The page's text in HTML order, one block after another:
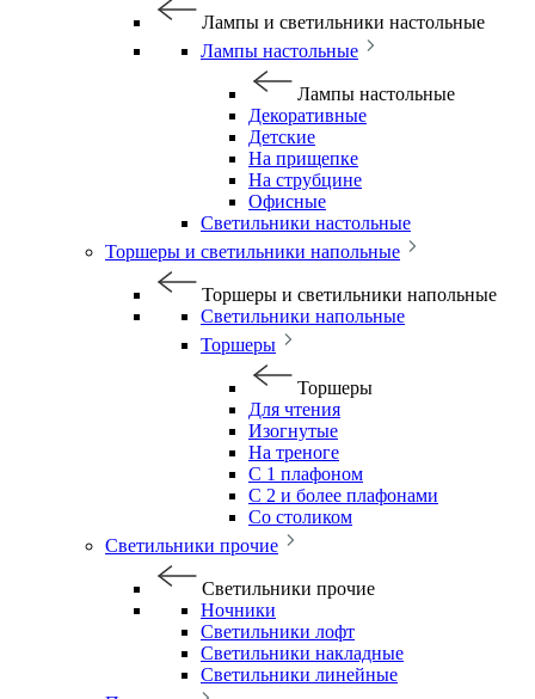
Лампы и светильники настольные
Лампы настольные
Лампы настольные
Декоративные
Детские
На прищепке
На струбцине
Офисные
Светильники настольные
Торшеры и светильники напольные
Торшеры и светильники напольные
Светильники напольные
Торшеры
Торшеры
Для чтения
Изогнутые
На треноге
С 1 плафоном
С 2 и более плафонами
Со столиком
Светильники прочие
Светильники прочие
Ночники
Светильники лофт
Светильники накладные
Светильники линейные